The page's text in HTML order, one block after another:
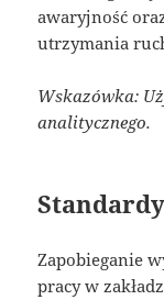
awaryjność
utrzymania
Wskazówka:
analitycznego.
Zapobieganie
pracy w